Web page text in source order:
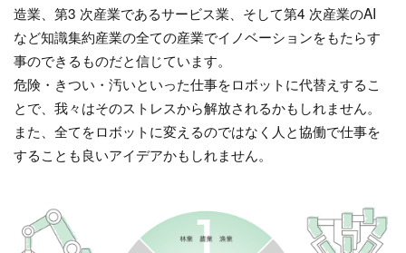
造業、第3 次産業であるサービス業、そして第4 次産業のAI
など知識集約産業の全ての産業でイノベーションをもたらす
事のできるものだと信じています。
危険・きつい・汚いといった仕事をロボットに代替えするこ
とで、我々はそのストレスから解放されるかもしれません。
また、全てをロボットに変えるのではなく人と協働で仕事を
することも良いアイデアかもしれません。